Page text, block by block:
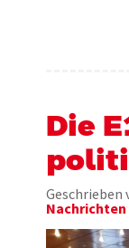
Die
Geschrieben
Nachrichten